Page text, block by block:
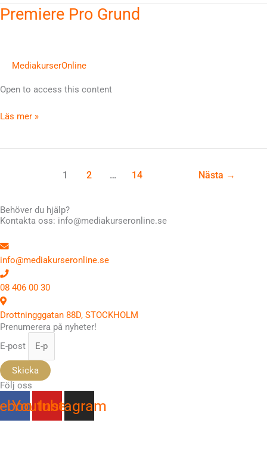
Premiere Pro Grund
MediakurserOnline
Open to access this content
Premiere
Läs mer »
1 2 … 14 Nästa →
Behöver du hjälp?
Kontakta oss: info@mediakurseronline.se
info@mediakurseronline.se
08 406 00 30
Drottningggatan 88D, STOCKHOLM
Prenumerera på nyheter!
E-post
Skicka
Följ oss
YoutubeInstagram